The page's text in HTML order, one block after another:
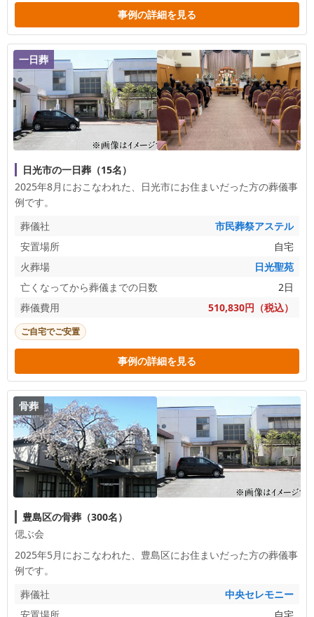
事例の詳細を見る
一日葬
日光市の一日葬（15名）
2025年8月におこなわれた、
日光市にお住まいだった方の葬儀事
例です。
葬儀社
市民葬祭アステル
安置場所
自宅
火葬場
日光聖苑
亡くなってから葬儀までの日数
2日
葬儀費用
510,830円（税込）
ご自宅でご安置
事例の詳細を見る
骨葬
豊島区の骨葬（300名）
偲ぶ会
2025年5月におこなわれた、 豊島区にお住まいだった方の葬儀事
例です。
葬儀社
中央セレモニー
安置場所
自宅